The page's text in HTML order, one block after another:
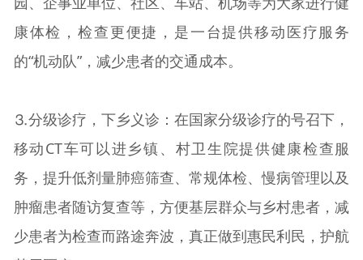
康体检，检查更便捷，是一台提供移动医疗服务
的“机动队”，减少患者的交通成本。
⒊分级诊疗，下乡义诊：在国家分级诊疗的号召下，
移动CT车可以进乡镇、村卫生院提供健康检查服
务，提升低剂量肺癌筛查、常规体检、慢病管理以及
肿瘤患者随访复查等，方便基层群众与乡村患者，减
少患者为检查而路途奔波，真正做到惠民利民，护航